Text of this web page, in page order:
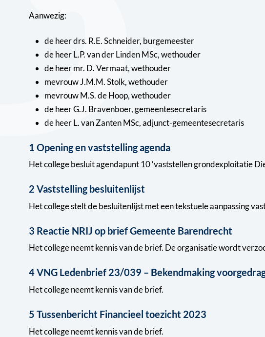
Aanwezig:
de heer drs. R.E. Schneider, burgemeester
de heer L.P. van der Linden MSc, wethouder
de heer mr. D. Vermaat, wethouder
mevrouw J.M.M. Stolk, wethouder
mevrouw M.S. de Hoop, wethouder
de heer G.J. Bravenboer, gemeentesecretaris
de heer L. van Zanten MSc, adjunct-gemeentesecretaris
1 Opening en vaststelling agenda
Het college besluit agendapunt 10 ‘vaststellen grondexploitatie
2 Vaststelling besluitenlijst
Het college stelt de besluitenlijst met een tekstuele aanpassing
3 Reactie NRIJ op brief Gemeente Barendrecht
Het college neemt kennis van de brief. De organisatie wordt
4 VNG Ledenbrief 23/039 – Bekendmaking
Het college neemt kennis van de brief.
5 Tussenbericht Financieel toezicht 2023
Het college neemt kennis van de brief.